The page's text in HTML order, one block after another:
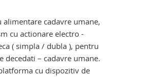
cadavre umane,
cu actionare electro -
( simpla / dubla ), pentru
– cadavre umane.
cu dispozitiv de